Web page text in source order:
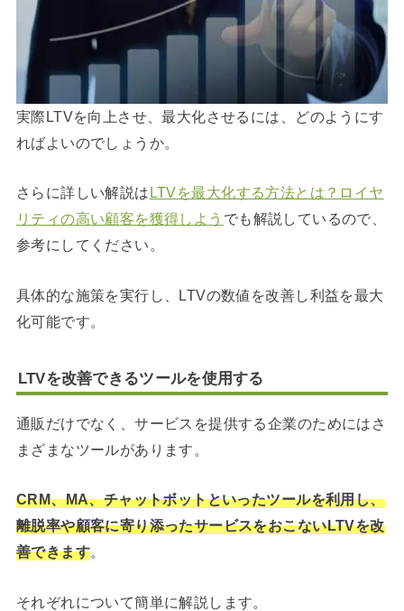
実際LTVを向上させ、最大化させるには、どのようにす
ればよいのでしょうか。
さらに詳しい解説は LTVを最大化する方法とは？ロイヤ
リティの高い顧客を獲得しよう でも解説しているので、
参考にしてください。
具体的な施策を実行し、LTVの数値を改善し利益を最大
化可能です。
LTVを改善できるツールを使用する
通販だけでなく、サービスを提供する企業のためにはさ
まざまなツールがあります。
CRM、MA、チャットボットといったツールを利用し、
離脱率や顧客に寄り添ったサービスをおこないLTVを改
善できます。
それぞれについて簡単に解説します。